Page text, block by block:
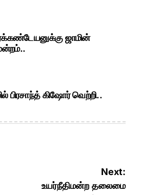
ஜாமின்
பிரசாந்த் கிஷோர் வெற்றி..
Next:
உயர்நீதிமன்ற தலைமை